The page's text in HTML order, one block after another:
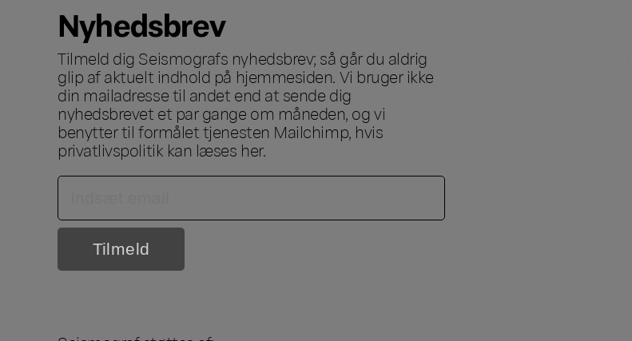
Nyhedsbrev
Tilmeld dig Seismografs nyhedsbrev; så går du aldrig
glip af aktuelt indhold på hjemmesiden. Vi bruger ikke
din mailadresse til andet end at sende dig
nyhedsbrevet et par gange om måneden, og vi
benytter til formålet tjenesten Mailchimp, hvis
privatlivspolitik kan læses her.